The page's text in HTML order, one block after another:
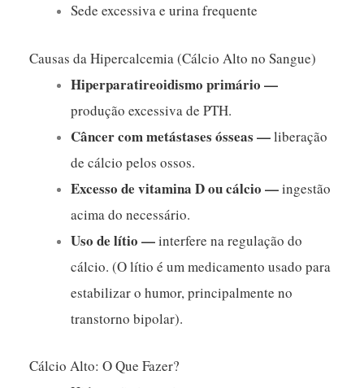
Sede excessiva e urina frequente
Causas da Hipercalcemia (Cálcio Alto no Sangue)
Hiperparatireoidismo primário —
produção excessiva de PTH.
Câncer com metástases ósseas —liberação
de cálcio pelos ossos.
Excesso de vitamina D ou cálcio —ingestão
acima do necessário.
Uso de lítio —interfere na regulação do
cálcio. (O lítio é um medicamento usado para
estabilizar o humor, principalmente no
transtorno bipolar).
Cálcio Alto: O Que Fazer?